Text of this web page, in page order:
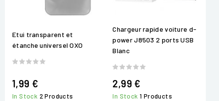
Etui transparent et
étanche universel OXO
1,99 €
In Stock 2 Products
Chargeur rapide voiture d-
power J8503 2 ports USB
Blanc
2,99 €
In Stock1 Products